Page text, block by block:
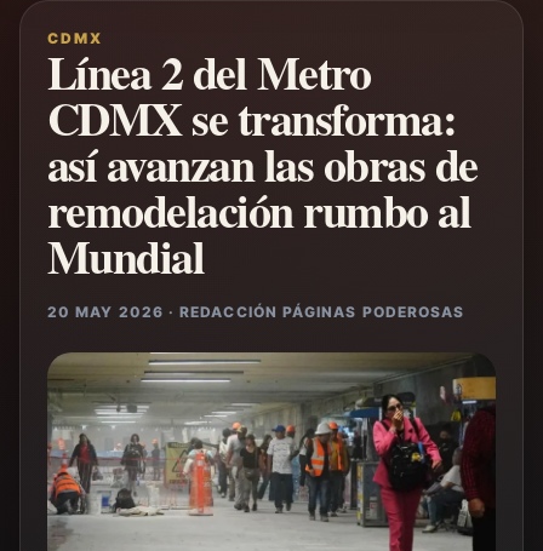
CDMX
Línea 2 del Metro
CDMX se transforma:
así avanzan las obras de
remodelación rumbo al
Mundial
20 MAY 2026 · REDACCIÓN PÁGINAS PODEROSAS